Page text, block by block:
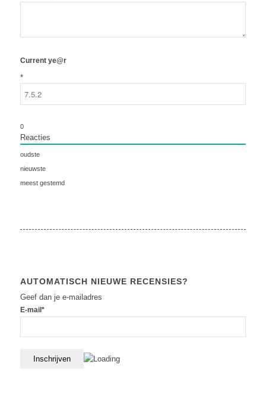
Current ye@r
*
0
Reacties
oudste
nieuwste
meest gestemd
AUTOMATISCH NIEUWE RECENSIES?
Geef dan je e-mailadres
E-mail*